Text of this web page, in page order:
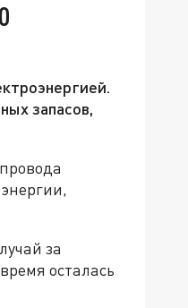
запасов,
за
осталась